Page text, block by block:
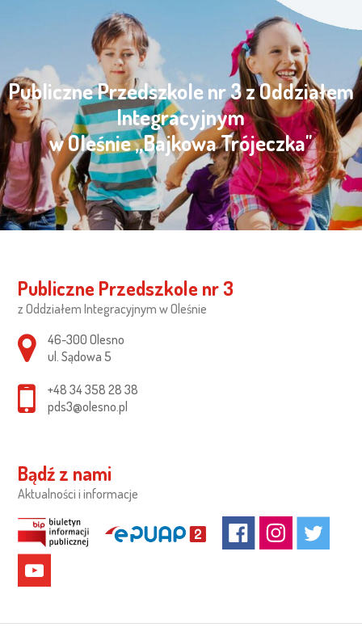
Publiczne Przedszkole nr 3 z Oddziałem
Integracyjnym
w Oleśnie „Bajkowa Trójeczka"
Publiczne Przedszkole nr 3
z Oddziałem Integracyjnym w Oleśnie
Adres pocztowy:
46-300 Olesno
ul. Sądowa 5
+48 34 358 28 38
pds3@olesno.pl
Bądź z nami
Aktualności i informacje